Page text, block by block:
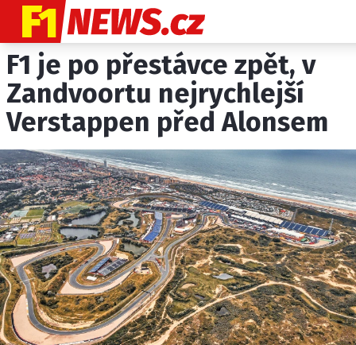
NOVINKY
GRAND PRIX
PADDOCK LINE
HISTORIE GP
PROFILY JEZDCŮ
PROFILY TÝMŮ
ROZHOVORY
OSTATNÍ
SLEDUJTE NÁS NA|
F1 je po přestávce zpět, v
Zandvoortu nejrychlejší
Verstappen před Alonsem